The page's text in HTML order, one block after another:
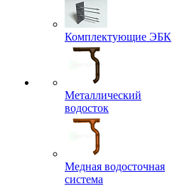
Комплектующие ЭБК
Металлический
водосток
Медная водосточная
система